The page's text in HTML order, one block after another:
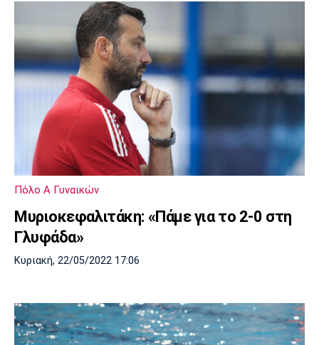
Πόλο Α Γυναικών
Μυριοκεφαλιτάκη: «Πάμε για το 2-0 στη
Γλυφάδα»
Κυριακή, 22/05/2022 17:06